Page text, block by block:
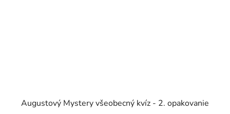
Augustový Mystery všeobecný kvíz - 2. opakovanie